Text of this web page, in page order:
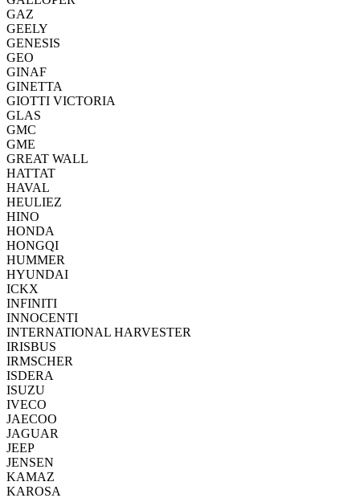
GAZ
GEELY
GENESIS
GEO
GINAF
GINETTA
GIOTTI VICTORIA
GLAS
GMC
GME
GREAT WALL
HATTAT
HAVAL
HEULIEZ
HINO
HONDA
HONGQI
HUMMER
HYUNDAI
ICKX
INFINITI
INNOCENTI
INTERNATIONAL HARVESTER
IRISBUS
IRMSCHER
ISDERA
ISUZU
IVECO
JAECOO
JAGUAR
JEEP
JENSEN
KAMAZ
KAROSA